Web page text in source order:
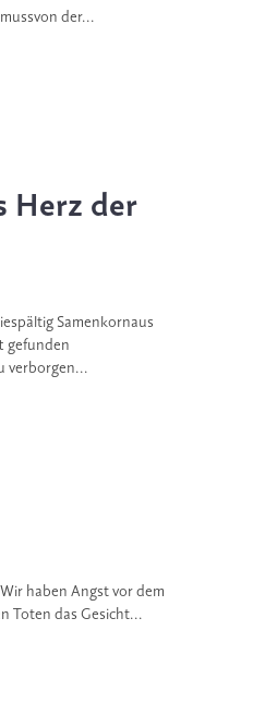
der...
Herz der
Samenkornaus
gefunden
verborgen...
haben Angst vor dem
Toten das Gesicht...